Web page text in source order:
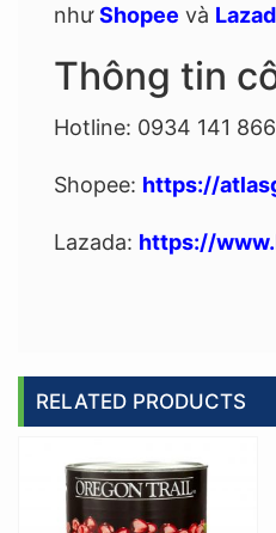
nhưShopee và
Thông tin
Hotline: 0934 141 866
Shopee: https://
Lazada: https://
RELATED PRODUCTS